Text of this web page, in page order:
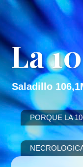
La
Saladillo
PORQUE LA